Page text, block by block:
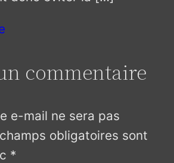
commentaire
e-mail ne sera pas
obligatoires sont
*